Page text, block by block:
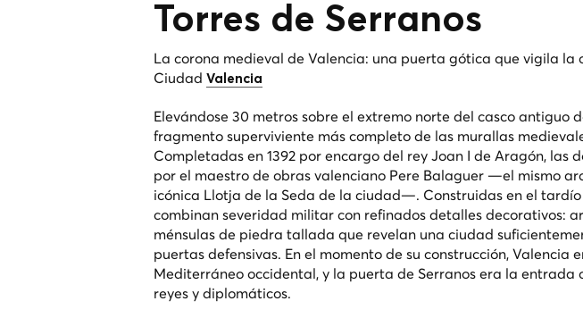
Torres de Serranos
La corona medieval de Valencia: una puerta gótica que vigila la
Ciudad Valencia
Elevándose 30 metros sobre el extremo norte del casco antiguo
fragmento superviviente más completo de las murallas
Completadas en 1392 por encargo del rey Joan I de Aragón, las
por el maestro de obras valenciano Pere Balaguer —el mismo
icónica Llotja de la Seda de la ciudad—. Construidas en el
combinan severidad militar con refinados detalles decorativos:
ménsulas de piedra tallada que revelan una ciudad
puertas defensivas. En el momento de su construcción, Valencia
Mediterráneo occidental, y la puerta de Serranos era la
reyes y diplomáticos.